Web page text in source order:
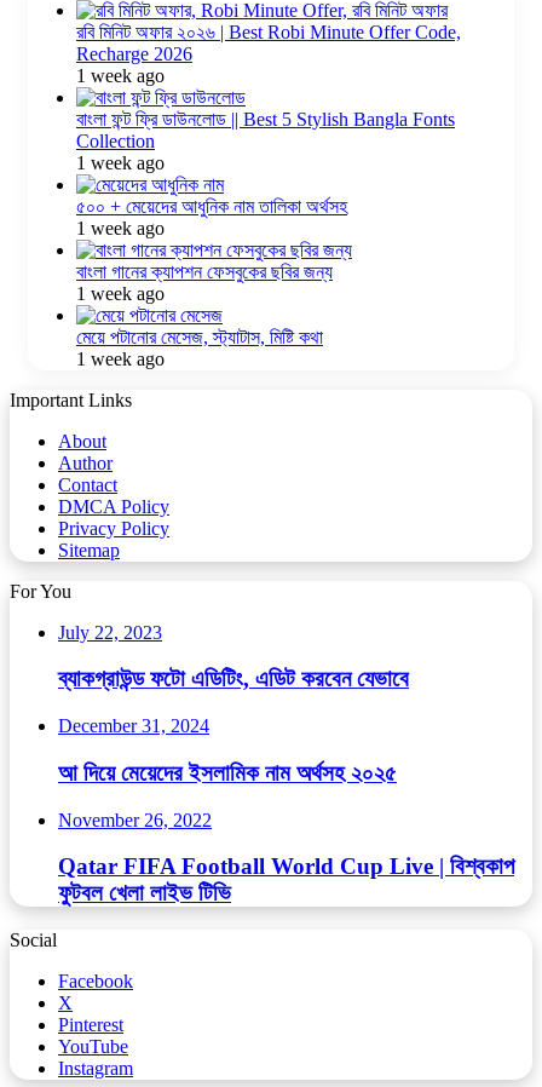
রবি মিনিট অফার ২০২৬ | Best Robi Minute Offer Code,
Recharge 2026
1 week ago
বাংলা ফন্ট ফ্রি ডাউনলোড || Best 5 Stylish Bangla Fonts
Collection
1 week ago
৫০০ + মেয়েদের আধুনিক নাম তালিকা অর্থসহ
1 week ago
বাংলা গানের ক্যাপশন ফেসবুকের ছবির জন্য
1 week ago
মেয়ে পটানোর মেসেজ, স্ট্যাটাস, মিষ্টি কথা
1 week ago
Important Links
About
Author
Contact
DMCA Policy
Privacy Policy
Sitemap
For You
July 22, 2023
ব্যাকগ্রাউন্ড ফটো এডিটিং, এডিট করবেন যেভাবে
December 31, 2024
আ দিয়ে মেয়েদের ইসলামিক নাম অর্থসহ ২০২৫
November 26, 2022
Qatar FIFA Football World Cup Live | বিশ্বকাপ
ফুটবল খেলা লাইভ টিভি
Social
Facebook
X
Pinterest
YouTube
Instagram